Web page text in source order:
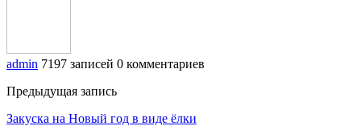
admin 7197 записей 0 комментариев
Предыдущая запись
Закуска на Новый год в виде ёлки